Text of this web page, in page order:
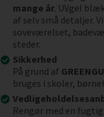
mange år. UVgel
af selv små detaljer.
soveværelset,
steder.
Sikkerhed
På grund af
bruges i skoler,
Rengør med en